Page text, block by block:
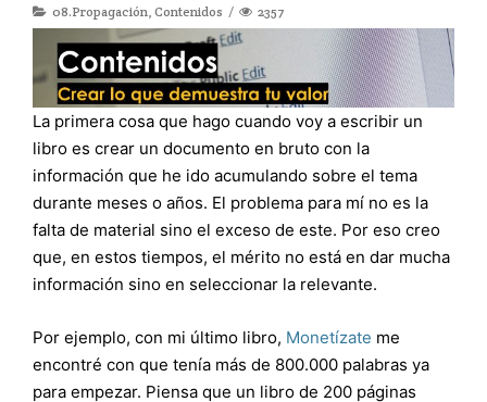
08.Propagación, Contenidos 2357
La primera cosa que hago cuando voy a escribir un
libro es crear un documento en bruto con la
información que he ido acumulando sobre el tema
durante meses o años. El problema para mí no es la
falta de material sino el exceso de este. Por eso creo
que, en estos tiempos, el mérito no está en dar mucha
información sino en seleccionar la relevante.
Por ejemplo, con mi último libro, Monetízate me
encontré con que tenía más de 800.000 palabras ya
para empezar. Piensa que un libro de 200 páginas